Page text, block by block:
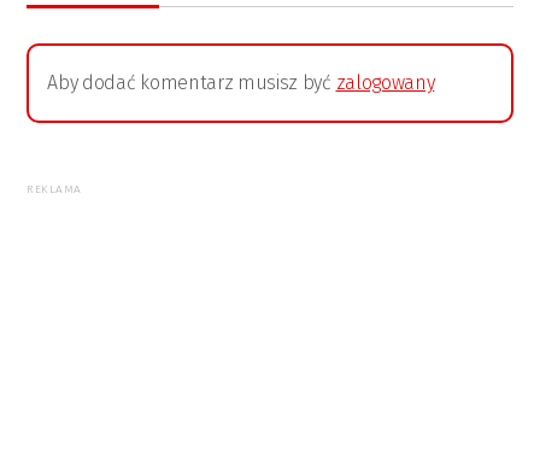
Aby dodać komentarz musisz być zalogowany
REKLAMA